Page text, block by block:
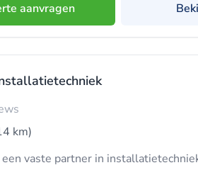
aanvragen
km)
vaste partner in